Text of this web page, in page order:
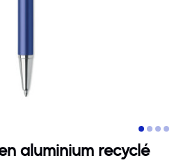
aluminium recyclé